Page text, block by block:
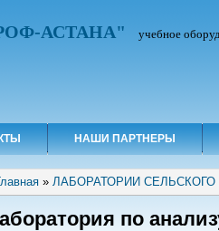
АСТАНА" учебное
НАШИ ПАРТНЕРЫ
здесь
» ЛАБОРАТОРИИ
по